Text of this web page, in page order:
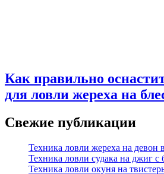
Как правильно
для ловли жереха на
Свежие публикации
Техника ловли жереха на девон
Техника ловли судака на джиг с
Техника ловли окуня на